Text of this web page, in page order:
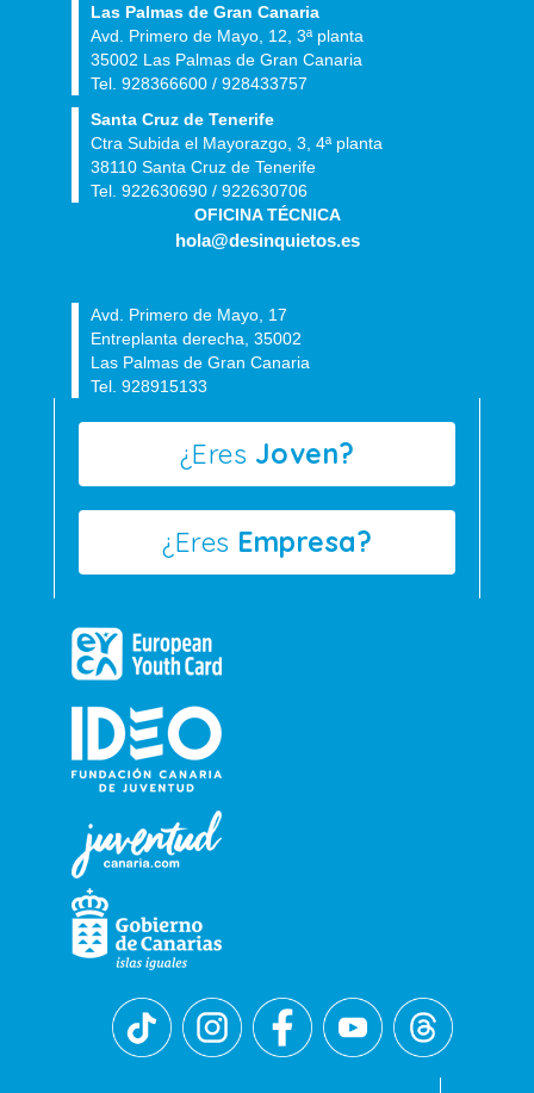
Las Palmas de Gran Canaria
Avd. Primero de Mayo, 12, 3ª planta
35002 Las Palmas de Gran Canaria
Tel. 928366600 / 928433757
Santa Cruz de Tenerife
Ctra Subida el Mayorazgo, 3, 4ª planta
38110 Santa Cruz de Tenerife
Tel. 922630690 / 922630706
OFICINA TÉCNICA
hola@desinquietos.es
Avd. Primero de Mayo, 17
Entreplanta derecha, 35002
Las Palmas de Gran Canaria
Tel. 928915133
¿Eres Joven?
¿Eres Empresa?